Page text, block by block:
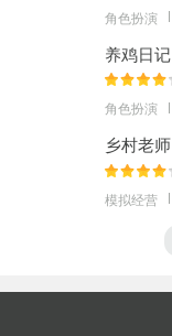
角色扮演
养鸡日记
角色扮演
乡村老师
模拟经营